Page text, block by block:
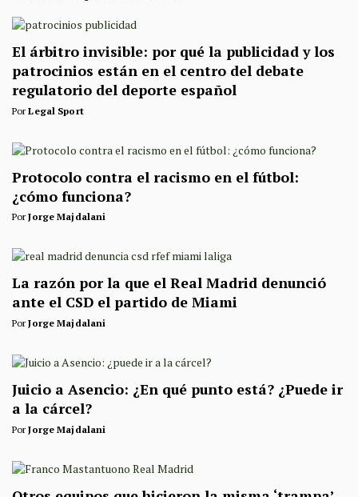
El árbitro invisible: por qué la publicidad y los
patrocinios están en el centro del debate
regulatorio del deporte español
PorLegal Sport
Protocolo contra el racismo en el fútbol:
¿cómo funciona?
PorJorge Majdalani
La razón por la que el Real Madrid denunció
ante el CSD el partido de Miami
PorJorge Majdalani
Juicio a Asencio: ¿En qué punto está? ¿Puede ir
a la cárcel?
PorJorge Majdalani